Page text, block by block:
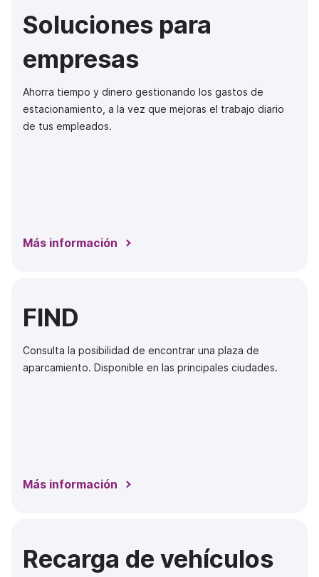
Soluciones para
empresas
Ahorra tiempo y dinero gestionando los gastos de
estacionamiento, a la vez que mejoras el trabajo diario
de tus empleados.
Más información
FIND
Consulta la posibilidad de encontrar una plaza de
aparcamiento. Disponible en las principales ciudades.
Más información
Recarga de vehículos